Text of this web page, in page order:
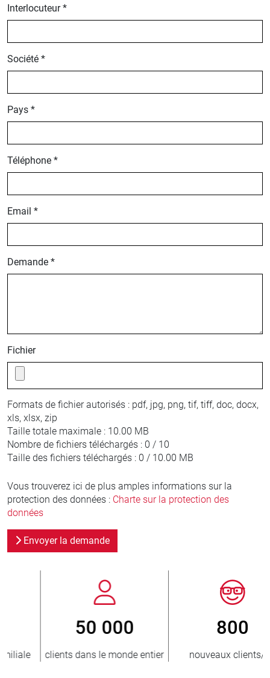
Interlocuteur *
Société *
Pays *
Téléphone *
Email *
Demande *
Fichier
Formats de fichier autorisés : pdf, jpg, png, tif, tiff, doc, docx,
xls, xlsx, zip
Taille totale maximale : 10.00 MB
Nombre de fichiers téléchargés : 0 / 10
Taille des fichiers téléchargés : 0 / 10.00 MB
Vous trouverez ici de plus amples informations sur la
protection des données : Charte sur la protection des
données
Envoyer la demande
800
nouveaux clients/an
> 3 500 000
unités vendues